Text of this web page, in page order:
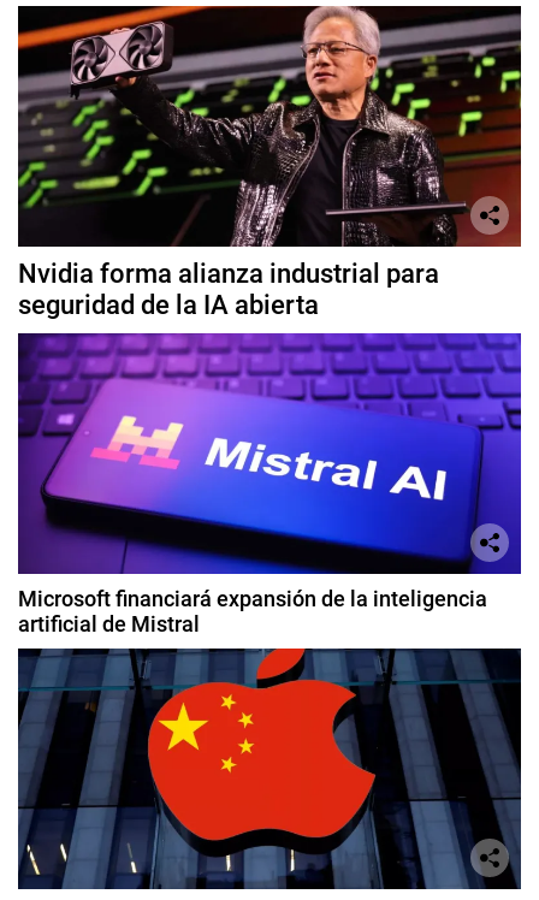
Nvidia forma alianza industrial para
seguridad de la IA abierta
Microsoft financiará expansión de la inteligencia
artificial de Mistral